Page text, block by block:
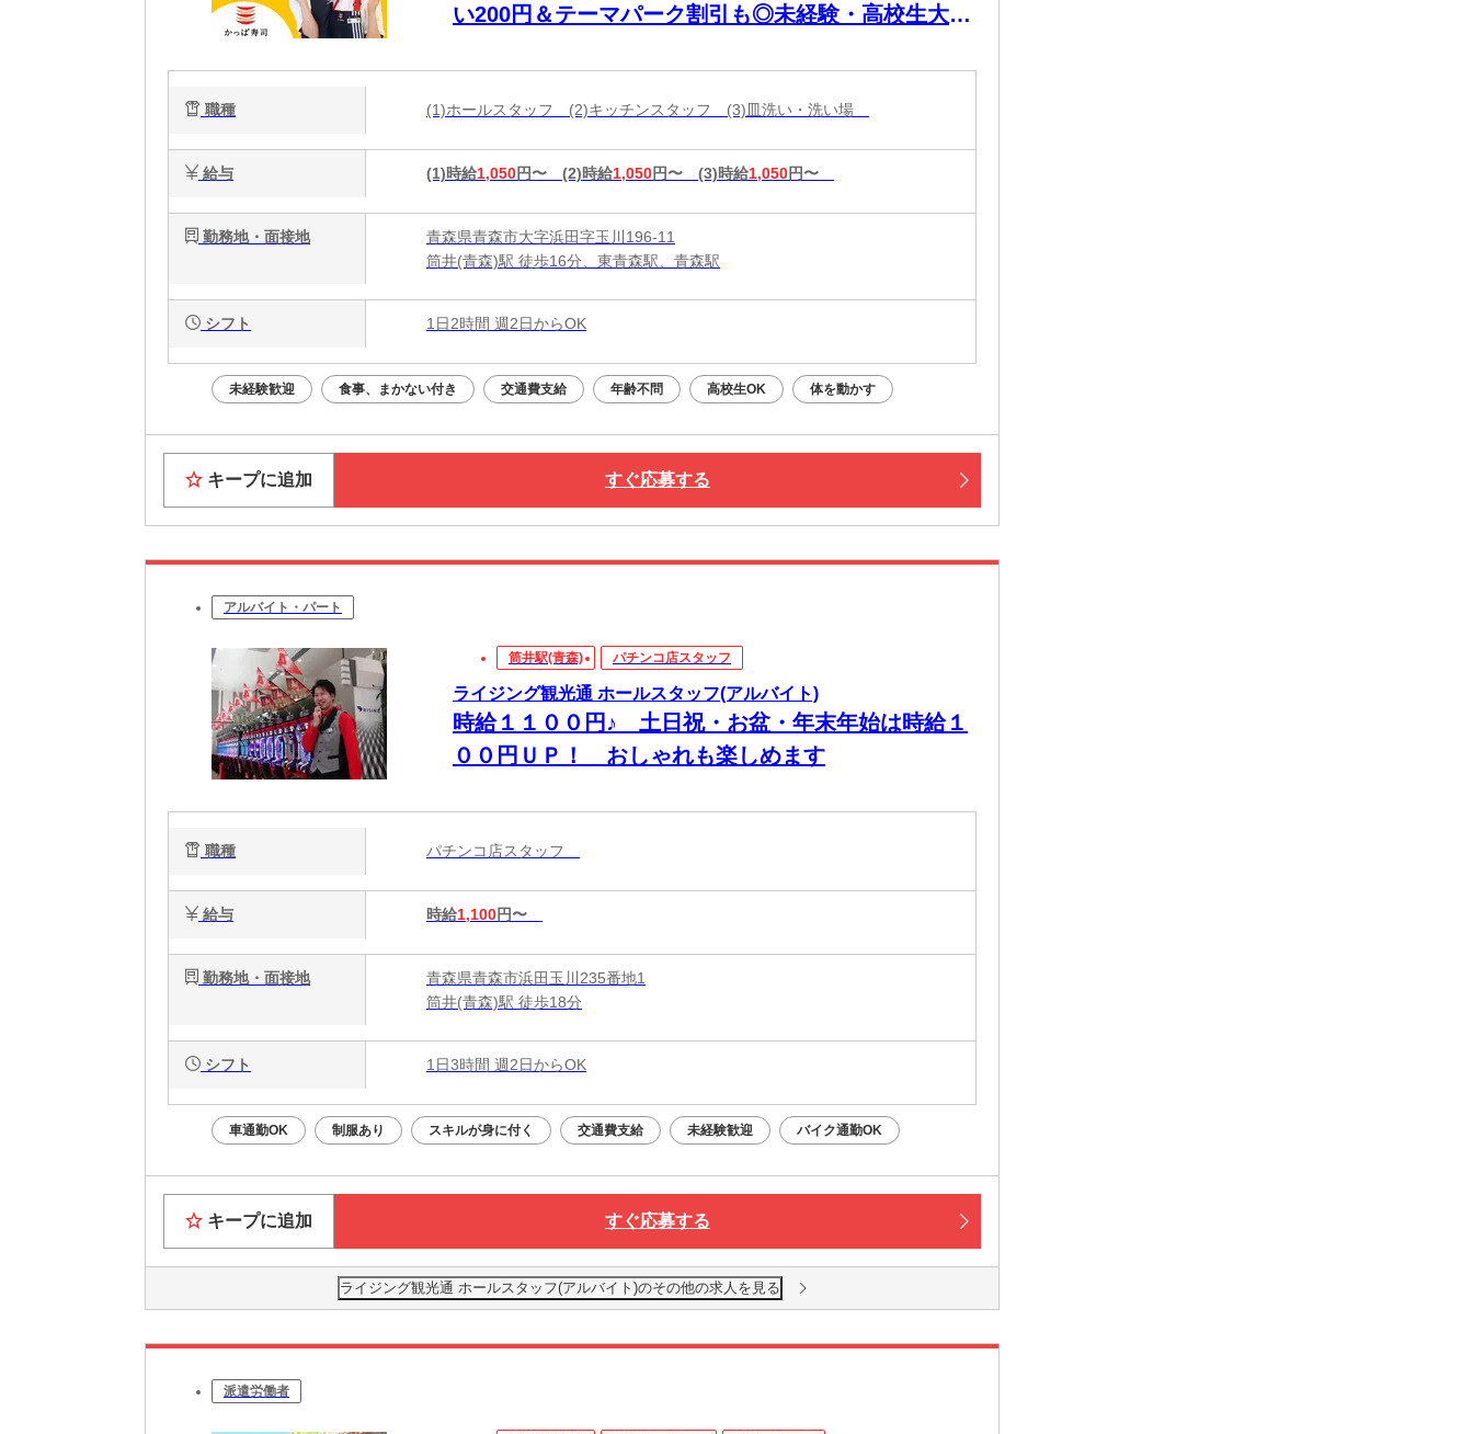
い200円＆テーマパーク割引も◎未経験・高校生大歓
職種 (1)ホールスタッフ (2)キッチンスタッフ (3)皿洗い・洗い場
給与 (1)時給1,050円〜 (2)時給1,050円〜 (3)時給1,050円〜
勤務地・面接地
青森県青森市大字浜田字玉川196-11
筒井(青森)駅 徒歩16分、東青森駅、青森駅
シフト 1日2時間 週2日からOK
未経験歓迎 食事、まかない付き 交通費支給 年齢不問 高校生OK 体を動かす
キープに追加 すぐ応募する
アルバイト・パート
筒井駅(青森) パチンコ店スタッフ
ライジング観光通 ホールスタッフ(アルバイト)
時給１１００円♪ 土日祝・お盆・年末年始は時給１
００円ＵＰ！ おしゃれも楽しめます
職種 パチンコ店スタッフ
給与 時給1,100円〜
勤務地・面接地
青森県青森市浜田玉川235番地1
筒井(青森)駅 徒歩18分
シフト 1日3時間 週2日からOK
車通勤OK 制服あり スキルが身に付く 交通費支給 未経験歓迎 バイク通勤OK
キープに追加 すぐ応募する
ライジング観光通 ホールスタッフ(アルバイト)のその他の求人を見る
派遣労働者